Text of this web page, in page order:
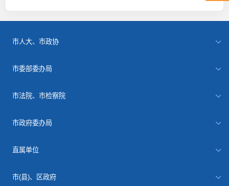
市人大、市政协
市委部委办局
市法院、市检察院
市政府委办局
直属单位
市(县)、区政府